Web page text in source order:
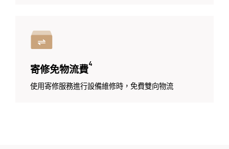
寄修免物流費⁴
使用寄修服務進行設備維修時，免費雙向物流